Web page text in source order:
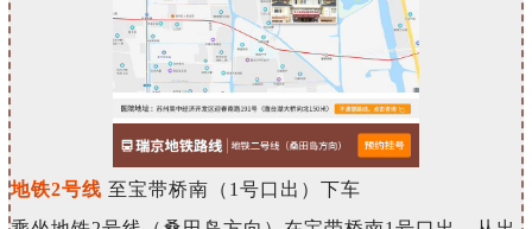
地铁2号线 至宝带桥南（1号口出）下车